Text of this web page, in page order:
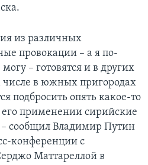
из различных
провокации – а я по-
– готовятся и в других
в южных пригородах
подбросить опять какое-то
его применении сирийские
сообщил Владимир Путин
конференции с
Маттареллой в